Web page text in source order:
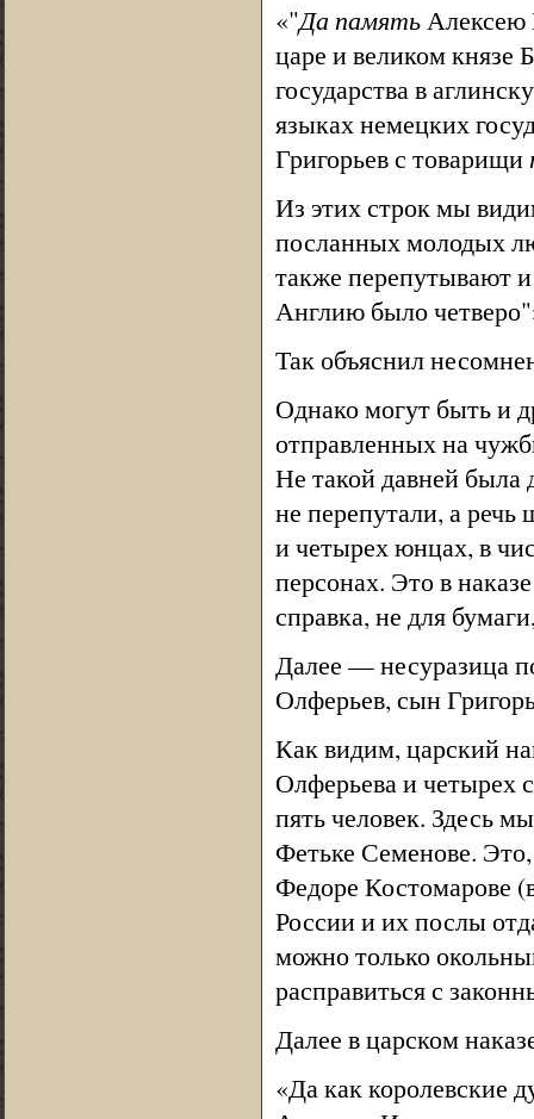
«"Да памятьАлексею
царе и великом князе
государства в
языках немецких
Григорьев с товарищи
Из этих строк мы
посланных молодых
также перепутывают и
Англию было
Так объяснил
Однако могут быть и
отправленных на
Не такой давней была
не перепутали, а
и четырех юнцах, в
персонах. Это в
справка, не для
Далее — несуразица
Олферьев, сын
Как видим, царский
Олферьева и четырех
пять человек. Здесь
Фетьке Семенове.
Федоре Костомарове
России и их послы
можно только
расправиться с
Далее в царском
«Да как королевские